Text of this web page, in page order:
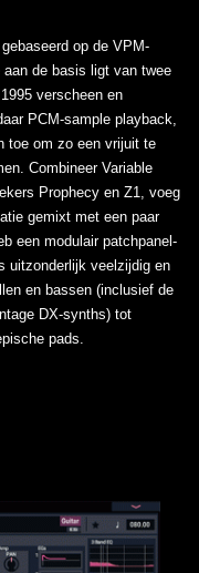
op de VPM-
de basis ligt van twee
verscheen en
PCM-sample playback,
toe om zo een vrijuit te
Combineer Variable
Prophecy en Z1, voeg
gemixt met een paar
een modulair patchpanel-
uitzonderlijk veelzijdig en
en bassen (inclusief de
DX-synths) tot
pads.